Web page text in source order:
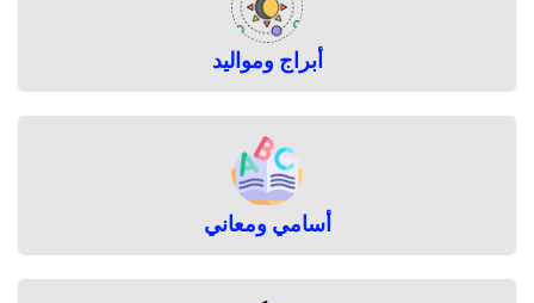
أبراج ومواليد
أسامي ومعاني